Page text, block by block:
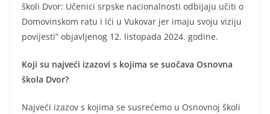
školi Dvor: Učenici srpske nacionalnosti odbijaju učiti o
Domovinskom ratu i ići u Vukovar jer imaju svoju viziju
povijesti” objavljenog 12. listopada 2024. godine.
Koji su najveći izazovi s kojima se suočava Osnovna
škola Dvor?
Najveći izazov s kojima se susrećemo u Osnovnoj školi